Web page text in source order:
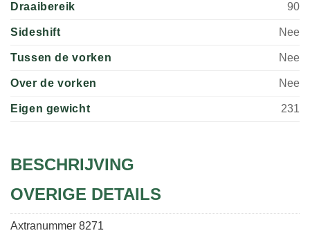
Draaibereik 90
Sideshift Nee
Tussen de vorken Nee
Over de vorken Nee
Eigen gewicht 231
BESCHRIJVING
OVERIGE DETAILS
Axtranummer 8271